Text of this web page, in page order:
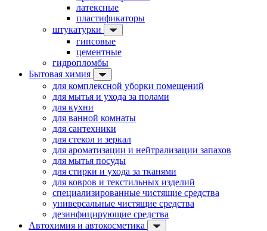
латексные
пластификаторы
штукатурки
гипсовые
цементные
гидропломбы
Бытовая химия
для комплексной уборки помещений
для мытья и ухода за полами
для кухни
для ванной комнаты
для сантехники
для стекол и зеркал
для ароматизации и нейтрализации запахов
для мытья посуды
для стирки и ухода за тканями
для ковров и текстильных изделий
специализированные чистящие средства
универсальные чистящие средства
дезинфицирующие средства
Автохимия и автокосметика